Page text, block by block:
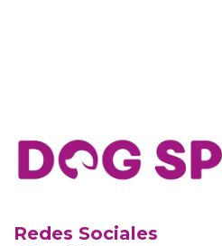
Redes Sociales